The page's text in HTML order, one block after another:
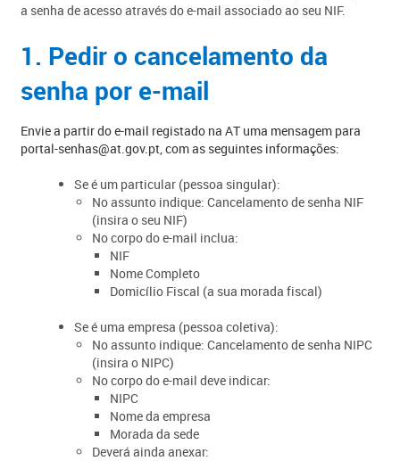
a senha de acesso através do e-mail associado ao seu NIF.
1. Pedir o cancelamento da
senha por e-mail
Envie a partir do e-mail registado na AT uma mensagem para
portal-senhas@at.gov.pt, com as seguintes informações:
Se é um particular (pessoa singular):
No assunto indique: Cancelamento de senha NIF
(insira o seu NIF)
No corpo do e-mail inclua:
​NIF
Nome Completo
Domicílio Fiscal (a sua morada fiscal)
Se é uma empresa (pessoa coletiva):
​No assunto indique: Cancelamento de senha NIPC
(insira o NIPC)
No corpo do e-mail deve indicar:
​NIPC
Nome da empresa
Morada da sede
​Deverá ainda anexar: